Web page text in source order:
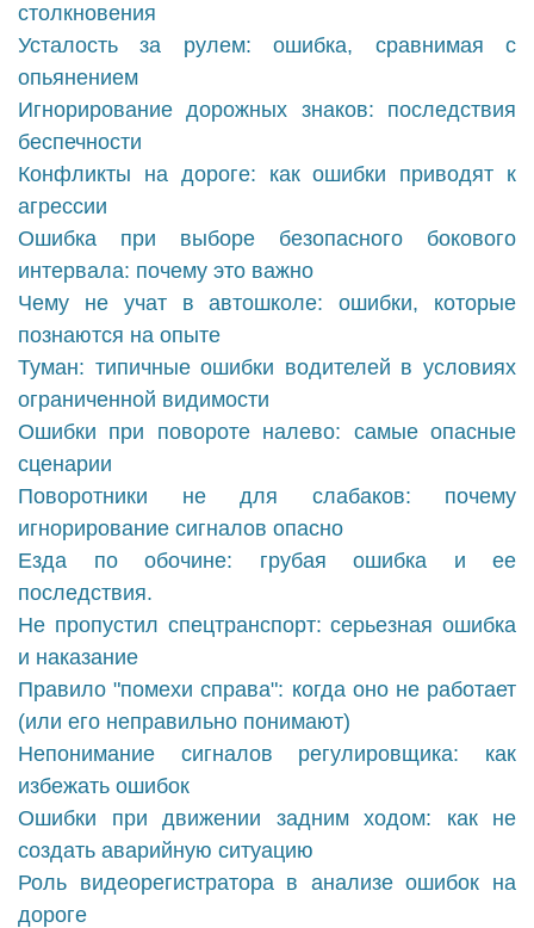
столкновения
Усталость за рулем: ошибка, сравнимая с
опьянением
Игнорирование дорожных знаков: последствия
беспечности
Конфликты на дороге: как ошибки приводят к
агрессии
Ошибка при выборе безопасного бокового
интервала: почему это важно
Чему не учат в автошколе: ошибки, которые
познаются на опыте
Туман: типичные ошибки водителей в условиях
ограниченной видимости
Ошибки при повороте налево: самые опасные
сценарии
Поворотники не для слабаков: почему
игнорирование сигналов опасно
Езда по обочине: грубая ошибка и ее
последствия.
Не пропустил спецтранспорт: серьезная ошибка
и наказание
Правило "помехи справа": когда оно не работает
(или его неправильно понимают)
Непонимание сигналов регулировщика: как
избежать ошибок
Ошибки при движении задним ходом: как не
создать аварийную ситуацию
Роль видеорегистратора в анализе ошибок на
дороге